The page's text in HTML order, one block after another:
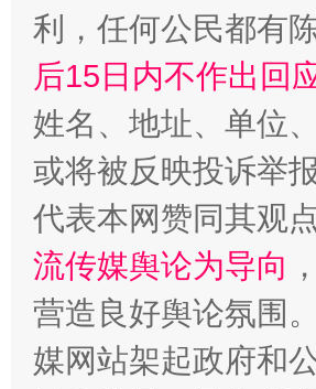
网上购药对药下症？
利，任何公民都有
后15日内不作出回
姓名、地址、单位
或将被反映投诉举
代表本网赞同其观
流传媒舆论为导向
营造良好舆论氛围
媒网站架起政府和